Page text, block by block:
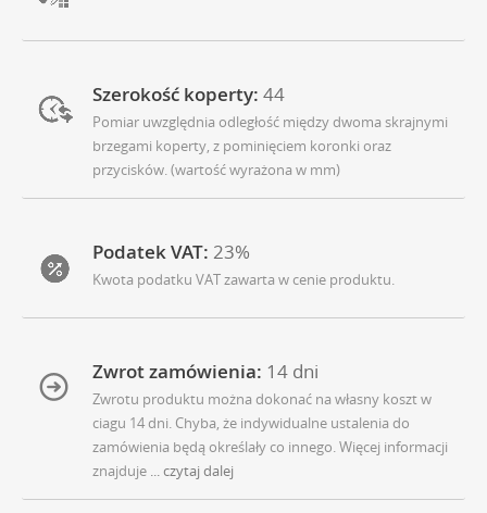
Szerokość koperty: 44
Pomiar uwzględnia odległość między dwoma skrajnymi
brzegami koperty, z pominięciem koronki oraz
przycisków. (wartość wyrażona w mm)
Podatek VAT: 23%
Kwota podatku VAT zawarta w cenie produktu.
Zwrot zamówienia: 14 dni
Zwrotu produktu można dokonać na własny koszt w
ciagu 14 dni. Chyba, że indywidualne ustalenia do
zamówienia będą określały co innego. Więcej informacji
znajduje
... czytaj dalej